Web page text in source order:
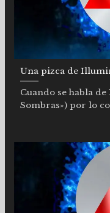
Una pizca de
Cuando se habla
Sombras») por lo